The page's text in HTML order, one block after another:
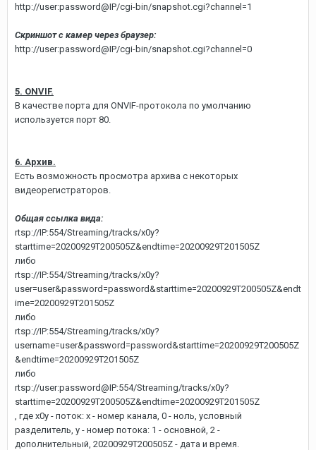
http://user:password@IP/cgi-bin/snapshot.cgi?channel=1
Скриншот с камер через браузер:
http://user:password@IP/cgi-bin/snapshot.cgi?channel=0
5. ONVIF.
В качестве порта для ONVIF-протокола по умолчанию
используется порт 80.
6. Архив.
Есть возможность просмотра архива с некоторых
видеорегистраторов.
Общая ссылка вида:
rtsp://IP:554/Streaming/tracks/x0y?
starttime=20200929T200505Z&endtime=20200929T201505Z
либо
rtsp://IP:554/Streaming/tracks/x0y?
user=user&password=password&starttime=20200929T200505Z&endt
ime=20200929T201505Z
либо
rtsp://IP:554/Streaming/tracks/x0y?
username=user&password=password&starttime=20200929T200505Z
&endtime=20200929T201505Z
либо
rtsp://user:password@IP:554/Streaming/tracks/x0y?
starttime=20200929T200505Z&endtime=20200929T201505Z
, где x0y - поток: x - номер канала, 0 - ноль, условный
разделитель, y - номер потока: 1 - основной, 2 -
дополнительный, 20200929T200505Z - дата и время.